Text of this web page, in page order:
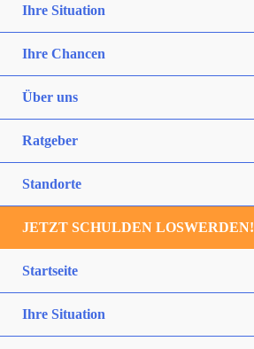
Ihre Situation
Ihre Chancen
Über uns
Ratgeber
Standorte
JETZT SCHULDEN LOSWERDEN!
Startseite
Ihre Situation